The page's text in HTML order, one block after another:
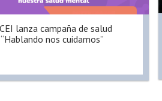
lanza campaña de salud
nos cuidamos”